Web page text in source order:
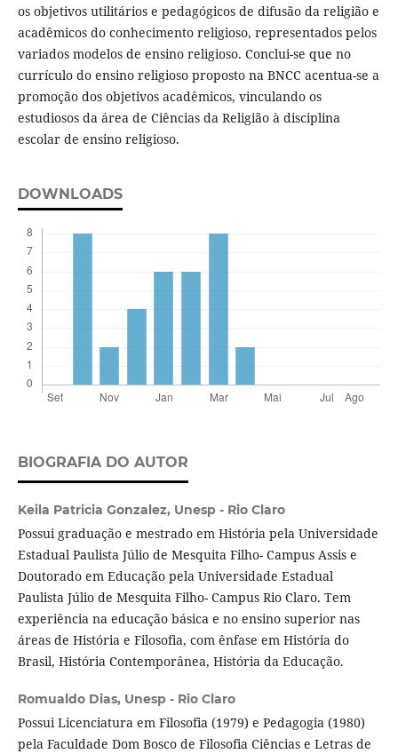
os objetivos utilitários e pedagógicos de difusão da religião e
acadêmicos do conhecimento religioso, representados pelos
variados modelos de ensino religioso. Conclui-se que no
currículo do ensino religioso proposto na BNCC acentua-se a
promoção dos objetivos acadêmicos, vinculando os
estudiosos da área de Ciências da Religião à disciplina
escolar de ensino religioso.
DOWNLOADS
BIOGRAFIA DO AUTOR
Keila Patricia Gonzalez, Unesp - Rio Claro
Possui graduação e mestrado em História pela Universidade
Estadual Paulista Júlio de Mesquita Filho- Campus Assis e
Doutorado em Educação pela Universidade Estadual
Paulista Júlio de Mesquita Filho- Campus Rio Claro. Tem
experiência na educação básica e no ensino superior nas
áreas de História e Filosofia, com ênfase em História do
Brasil, História Contemporânea, História da Educação.
Romualdo Dias, Unesp - Rio Claro
Possui Licenciatura em Filosofia (1979) e Pedagogia (1980)
pela Faculdade Dom Bosco de Filosofia Ciências e Letras de